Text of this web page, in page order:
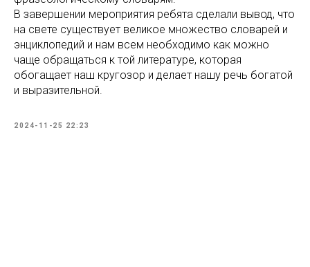
В завершении мероприятия ребята сделали вывод, что
на свете существует великое множество словарей и
энциклопедий и нам всем необходимо как можно
чаще обращаться к той литературе, которая
обогащает наш кругозор и делает нашу речь богатой
и выразительной.
2024-11-25 22:23